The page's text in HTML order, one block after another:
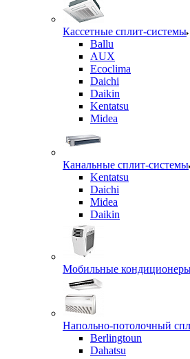
Кассетные сплит-системы
Ballu
AUX
Ecoclima
Daichi
Daikin
Kentatsu
Midea
Канальные сплит-системы
Kentatsu
Daichi
Midea
Daikin
Мобильные
Напольно-потолочный
Berlingtoun
Dahatsu